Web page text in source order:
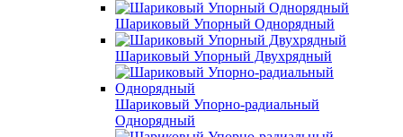
Шариковый Упорный Однорядный
Шариковый Упорный Двухрядный
Шариковый Упорно-радиальный
Однорядный